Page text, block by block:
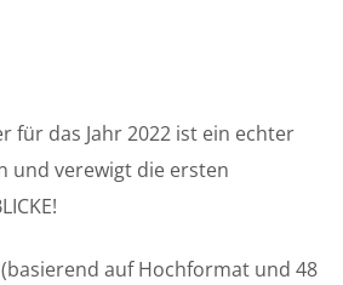
für das Jahr 2022 ist ein echter
und verewigt die ersten
auf Hochformat und 48